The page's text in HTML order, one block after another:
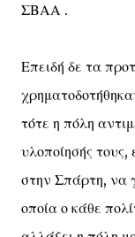
ΣΒΑΑ .
Επειδή δε τα
τότε η πόλη
υλοποίησής τους,
στην Σπάρτη, να
οποία ο κάθε